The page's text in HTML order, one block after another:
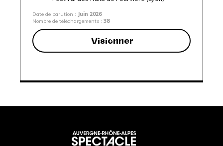
Date de parution : Juin 2026
Nombre de téléchargements : 38
Visionner